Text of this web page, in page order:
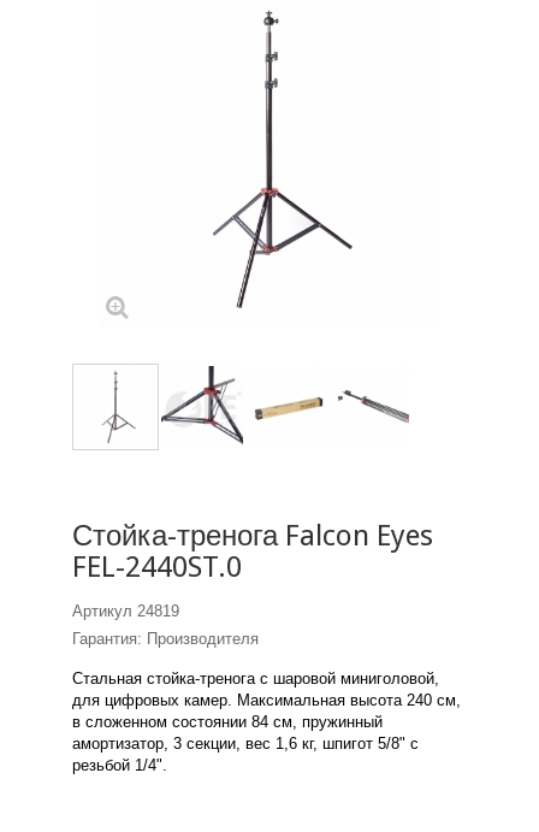
Стойка-тренога Falcon Eyes
FEL-2440ST.0
Артикул 24819
Гарантия: Производителя
Стальная стойка-тренога с шаровой миниголовой,
для цифровых камер. Максимальная высота 240 см,
в сложенном состоянии 84 см, пружинный
амортизатор, 3 секции, вес 1,6 кг, шпигот 5/8" c
резьбой 1/4".